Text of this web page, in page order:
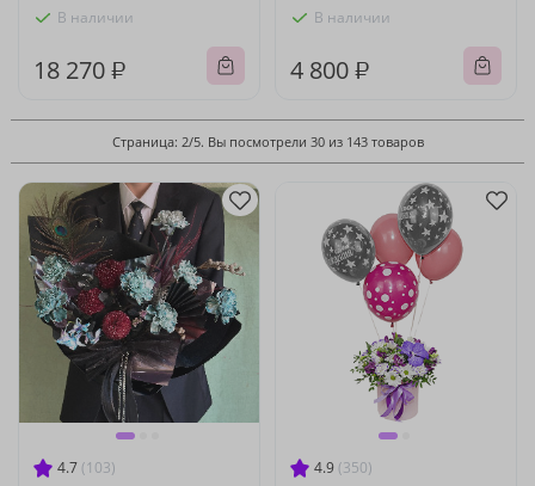
В наличии
18 270 ₽
В наличии
4 800 ₽
Страница: 2/5. Вы посмотрели 30 из 143 товаров
4.7 (103) 4.9 (350)